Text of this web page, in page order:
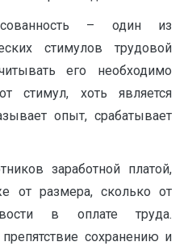
– один из
стимулов трудовой
его необходимо
стимул, хоть является
опыт, срабатывает
заработной платой,
от размера, сколько от
в оплате труда.
сохранению и